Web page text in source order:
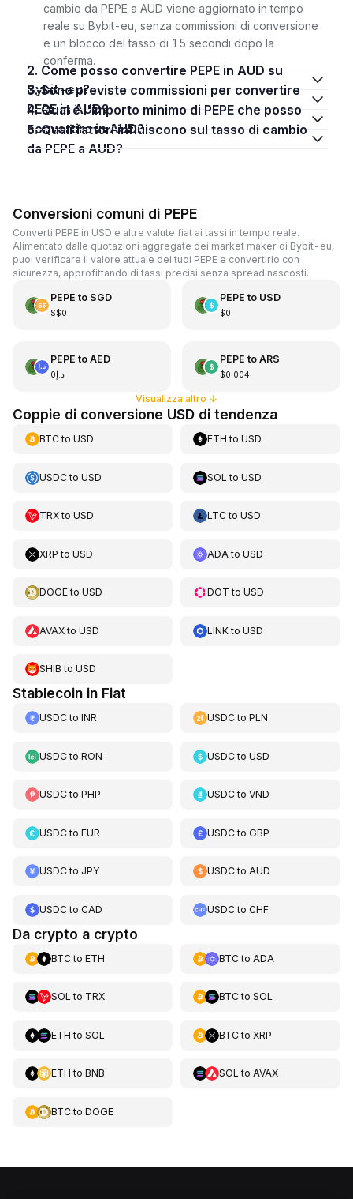
cambio da PEPE a AUD viene aggiornato in tempo
reale su Bybit-eu, senza commissioni di conversione
e un blocco del tasso di 15 secondi dopo la
conferma.
2. Come posso convertire PEPE in AUD su
Bybit-eu?
3. Sono previste commissioni per convertire
PEPE in AUD?
4. Qual è l'importo minimo di PEPE che posso
convertire in AUD?
5. Quali fattori influiscono sul tasso di cambio
da PEPE a AUD?
Conversioni comuni di PEPE
Converti PEPE in USD e altre valute fiat ai tassi in tempo reale.
Alimentato dalle quotazioni aggregate dei market maker di Bybit-eu,
puoi verificare il valore attuale dei tuoi PEPE e convertirlo con
sicurezza, approfittando di tassi precisi senza spread nascosti.
PEPE to SGD
S$0
PEPE to USD
$0
PEPE to AED
د.إ0
PEPE to ARS
$0.004
Visualizza altro ↓
Coppie di conversione USD di tendenza
BTCto USD ETH toUSD
USDCto USD SOL toUSD
TRXto USD LTCtoUSD
XRP to USD ADA toUSD
DOGEto USD DOT toUSD
AVAXto USD LINKtoUSD
SHIB to USD
Stablecoin in Fiat
USDCto INR USDCtoPLN
USDCto RON USDCtoUSD
USDCto PHP USDCtoVND
USDCto EUR USDCtoGBP
USDCto JPY USDCtoAUD
USDCto CAD USDCtoCHF
Da crypto a crypto
BTCto ETH BTCto ADA
SOL to TRX BTCto SOL
ETH to SOL BTCto XRP
ETH to BNB SOL to AVAX
BTCto DOGE